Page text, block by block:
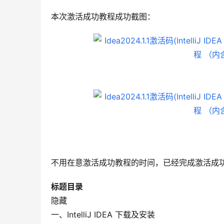
本次激活成功教程成功截图：
不用在意激活成功教程的时间，已经完成激活成
标题目录
隐藏
一、IntelliJ IDEA 下载及安装